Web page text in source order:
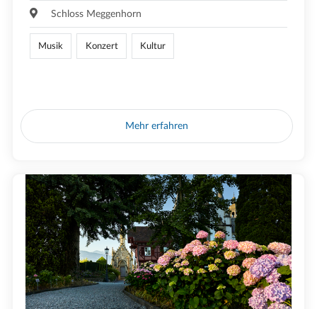
Schloss Meggenhorn
Musik Konzert Kultur
Mehr erfahren